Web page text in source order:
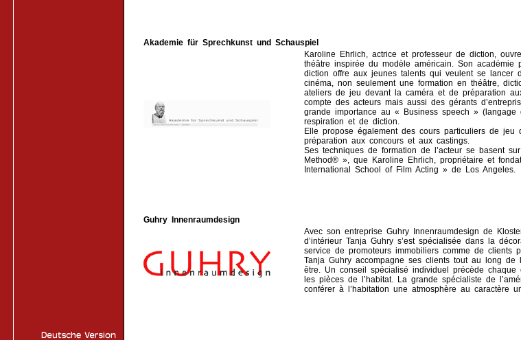
Akademie für Sprechkunst und Schauspiel
Karoline Ehrlich, actrice et professeur de diction,
théâtre inspirée du modèle américain. Son académie
diction offre aux jeunes talents qui veulent se lancer
cinéma, non seulement une formation en théâtre,
ateliers de jeu devant la caméra et de préparation
compte des acteurs mais aussi des gérants
grande importance au « Business speech » (langage
respiration et de diction.
Elle propose également des cours particuliers de jeu
préparation aux concours et aux castings.
Ses techniques de formation de l’acteur se basent
Method® », que Karoline Ehrlich, propriétaire et
International School of Film Acting » de Los Angeles.
Guhry Innenraumdesign
Avec son entreprise Guhry Innenraumdesign de
d’intérieur Tanja Guhry s’est spécialisée dans la
service de promoteurs immobiliers comme de clients
Tanja Guhry accompagne ses clients tout au long de
être. Un conseil spécialisé individuel précède
les pièces de l’habitat. La grande spécialiste de
conférer à l’habitation une atmosphère au caractère